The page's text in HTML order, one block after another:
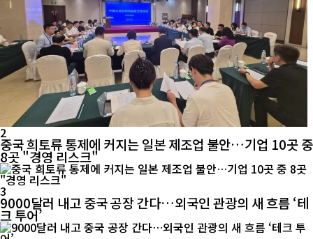
2
중국 희토류 통제에 커지는 일본 제조업 불안…기업 10곳 중
8곳 "경영 리스크"
3
9000달러 내고 중국 공장 간다…외국인 관광의 새 흐름 ‘테
크 투어’